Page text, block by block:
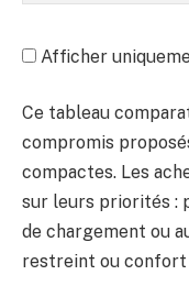
Afficher
Ce tableau
compromis
compactes. Les
sur leurs priorités :
de chargement ou
restreint ou confort